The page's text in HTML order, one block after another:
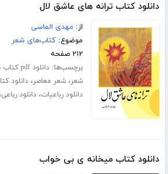
دانلود کتاب ترانه های عاشق لال
از: مهدی الماسی
موضوع:کتاب‌های شعر
۲۱۲ صفحه
برچسب‌ها:دانلود pdf کتاب های مهدی الماسی
شعر،شعر معاصر،دانلود
دانلود رباعیات،دانلود رباعی،
دانلود کتاب میخانه ی بی خواب